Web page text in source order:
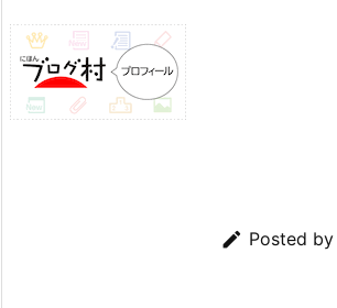
 Posted by